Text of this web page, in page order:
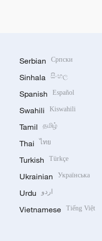
Serbian Српски
Sinhala සිංහල
Spanish Español
Swahili Kiswahili
Tamil தமிழ்
Thai ไทย
Turkish Türkçe
Ukrainian Українська
Urdu اردو
Vietnamese Tiếng Việt